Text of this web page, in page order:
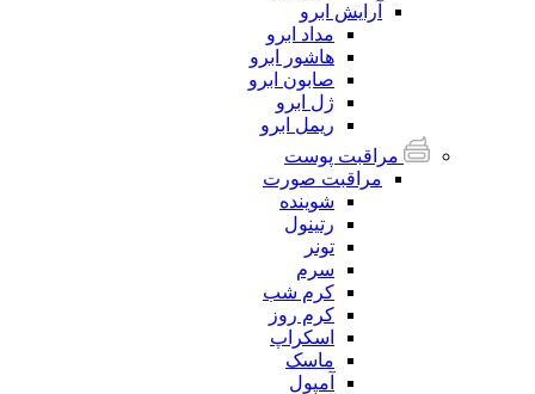
آرایش ابرو
مداد ابرو
هاشور ابرو
صابون ابرو
ژل ابرو
ریمل ابرو
مراقبت پوست
مراقبت صورت
شوینده
رتینول
تونر
سرم
کرم شب
کرم روز
اسکراپ
ماسک
آمپول